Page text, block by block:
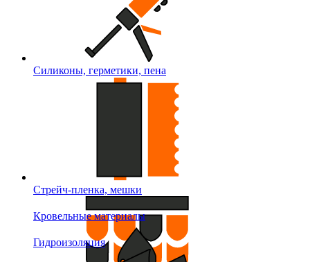
Силиконы, герметики, пена
Стрейч-пленка, мешки
Кровельные материалы
Гидроизоляция